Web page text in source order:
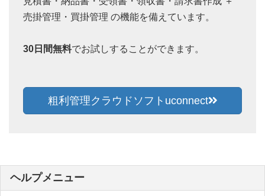
売掛管理・買掛管理 の機能を備えています。
30日間無料でお試しすることができます。
粗利管理クラウドソフトuconnect
ヘルプメニュー